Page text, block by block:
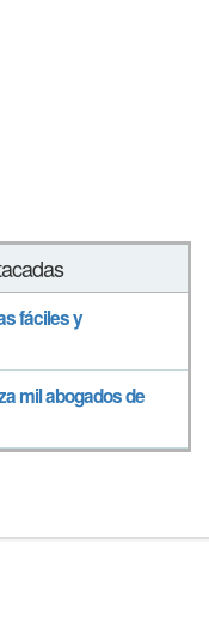
fáciles y
mil abogados de